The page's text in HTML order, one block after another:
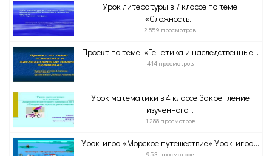
Урок литературы в 7 классе по теме
«Сложность...
2 859 просмотров
Проект по теме: «Генетика и наследственные...
414 просмотров
Урок математики в 4 классе Закрепление
изученного...
1 288 просмотров
Урок-игра «Морское путешествие» Урок-игра...
953 просмотров